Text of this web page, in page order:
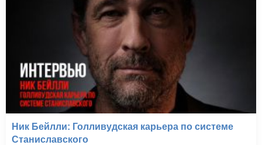
Ник Бейлли: Голливудская карьера по системе
Станиславского